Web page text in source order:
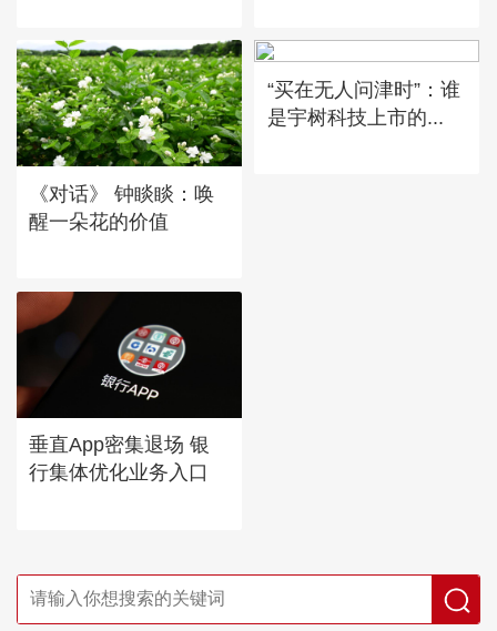
《对话》 钟睒睒：唤
醒一朵花的价值
“买在无人问津时”：谁
是宇树科技上市的...
垂直App密集退场 银
行集体优化业务入口